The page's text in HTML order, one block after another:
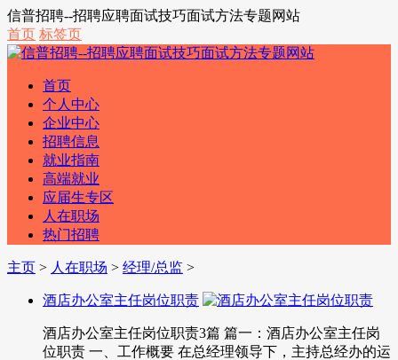
信普招聘--招聘应聘面试技巧面试方法专题网站
首页 标签页
首页
个人中心
企业中心
招聘信息
就业指南
高端就业
应届生专区
人在职场
热门招聘
主页 > 人在职场 > 经理/总监 >
酒店办公室主任岗位职责
酒店办公室主任岗位职责3篇 篇一：酒店办公室主任岗
位职责 一、工作概要 在总经理领导下，主持总经办的运